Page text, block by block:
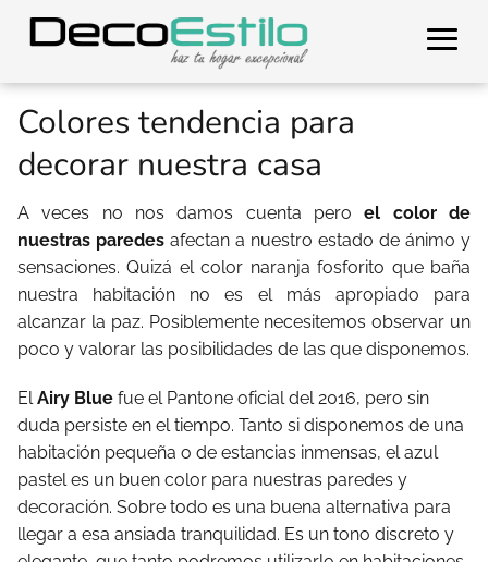
Colores tendencia para
decorar nuestra casa
A veces no nos damos cuenta peroel color de
nuestras paredes afectan a nuestro estado de ánimo y
sensaciones. Quizá el color naranja fosforito que baña
nuestra habitación no es el más apropiado para
alcanzar la paz. Posiblemente necesitemos observar un
poco y valorar las posibilidades de las que disponemos.
ElAiry Blue fue el Pantone oficial del 2016, pero sin
duda persiste en el tiempo. Tanto si disponemos de una
habitación pequeña o de estancias inmensas, el azul
pastel es un buen color para nuestras paredes y
decoración. Sobre todo es una buena alternativa para
llegar a esa ansiada tranquilidad. Es un tono discreto y